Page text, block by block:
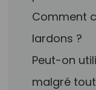
Comment
lardons ?
Peut-on
malgré